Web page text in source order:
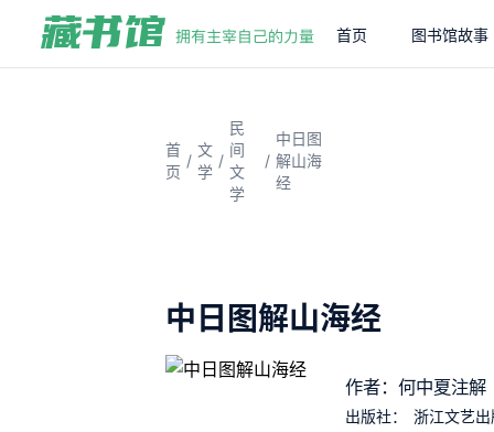
首页 图书馆故事
首
页
/
文
学
/
民
间
文
学
/
中日图
解山海
经
中日图解山海经
作者：何中夏注解
出版社：
浙江文艺